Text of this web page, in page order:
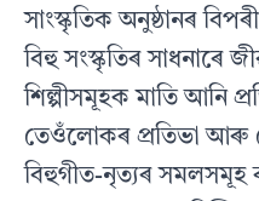
সাংস্কৃতিক অনুষ্ঠানৰ
বিহু সংস্কৃতিৰ সাধনাৰে
শিল্পীসমূহক মাতি আনি
তেওঁলােকৰ প্রতিভা আৰু
বিহুগীত-নৃত্যৰ সমলসমূহ